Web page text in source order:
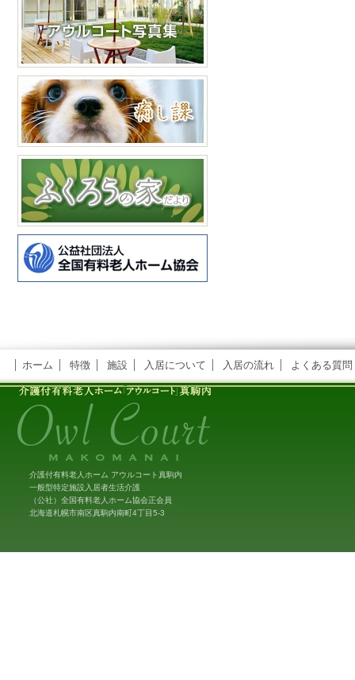
ホーム 特徴 施設 入居について 入居の流れ よくある質問
介護付有料老人ホーム アウルコート真駒内
一般型特定施設入居者生活介護
（公社）全国有料老人ホーム協会正会員
北海道札幌市南区真駒内南町4丁目5-3